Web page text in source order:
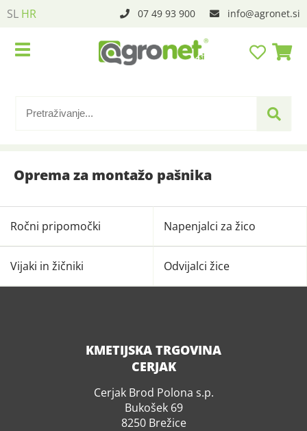
SL HR 07 49 93 900 info agronet.si
Oprema za montažo pašnika
Ročni pripomočki Napenjalci za žico
Vijaki in žičniki Odvijalci žice
KMETIJSKA TRGOVINA
CERJAK
Cerjak Brod Polona s.p.
Bukošek 69
8250 Brežice